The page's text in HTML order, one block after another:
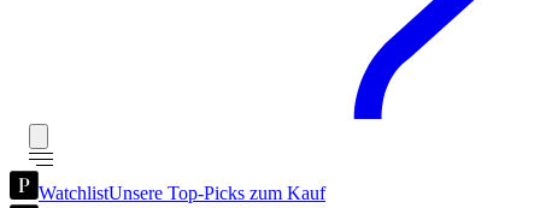
WatchlistUnsere Top-Picks zum Kauf